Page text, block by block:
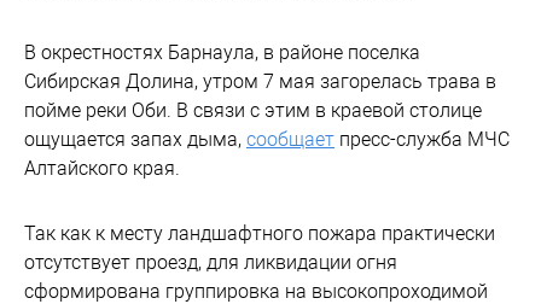
В окрестностях Барнаула, в районе поселка
Сибирская Долина, утром 7 мая загорелась трава в
пойме реки Оби. В связи с этим в краевой столице
ощущается запах дыма, сообщает пресс-служба МЧС
Алтайского края.
Так как к месту ландшафтного пожара практически
отсутствует проезд, для ликвидации огня
сформирована группировка на высокопроходимой